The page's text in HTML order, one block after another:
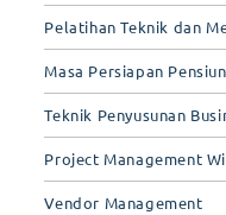
Pelatihan Teknik dan
Masa Persiapan
Teknik Penyusunan
Project Management
Vendor Management